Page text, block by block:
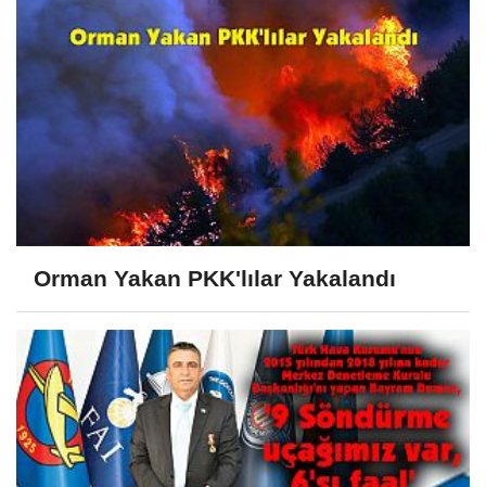
Orman Yakan PKK'lılar Yakalandı